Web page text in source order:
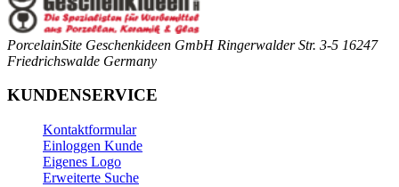
PorcelainSite Geschenkideen GmbH Ringerwalder Str. 3-5 16247
Friedrichswalde Germany
KUNDENSERVICE
Kontaktformular
Einloggen Kunde
Eigenes Logo
Erweiterte Suche